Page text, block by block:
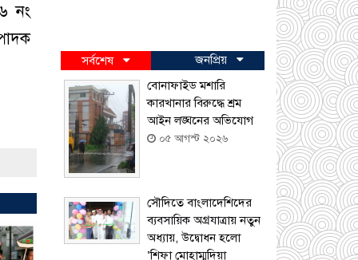
নং
সর্বশেষ
জনপ্রিয়
বোনাফাইড মশারি
কারখানার বিরুদ্ধে শ্রম
আইন লঙ্ঘনের অভিযোগ
০৫ আগস্ট ২০২৬
সৌদিতে বাংলাদেশিদের
ব্যবসায়িক অগ্রযাত্রায় নতুন
অধ্যায়, উদ্বোধন হলো
‘শিফা মোহাম্মদিয়া